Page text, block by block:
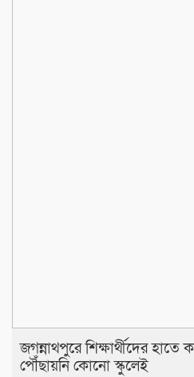
জগন্নাথপুরে শিক্ষার্থীদের
পৌঁছায়নি কোনো স্কুলেই